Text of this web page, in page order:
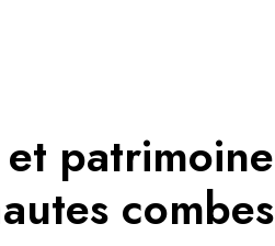
patrimoine
combes